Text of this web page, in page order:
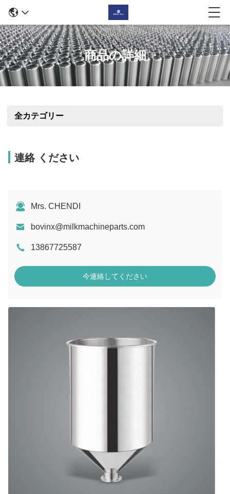
商品の詳細
全カテゴリー
連絡 ください
Mrs. CHENDI
bovinx@milkmachineparts.com
13867725587
今連絡してください